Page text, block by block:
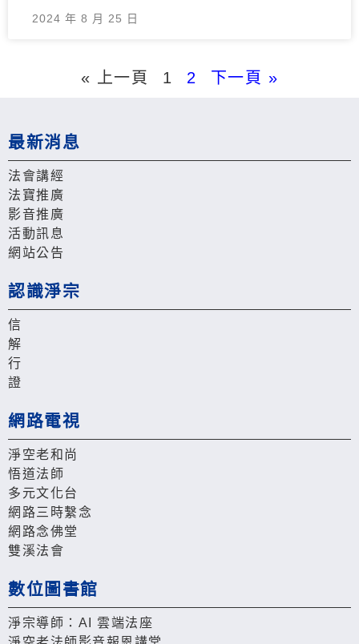
2024 年 8 月 25 日
« 上一頁 1 2 下一頁 »
最新消息
法會講經
法寶推廣
影音推廣
活動訊息
網站公告
認識淨宗
信
解
行
證
網路電視
淨空老和尚
悟道法師
多元文化台
網路三時繫念
網路念佛堂
雙溪法會
數位圖書館
淨宗導師：AI 雲端法座